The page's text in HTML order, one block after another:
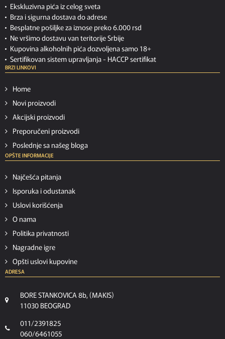
Ekskluzivna pića iz celog sveta
Brza i sigurna dostava do adrese
Besplatne pošiljke za iznose preko 6.000 rsd
Ne vršimo dostavu van teritorije Srbije
Kupovina alkoholnih pića dozvoljena samo 18+
Sertifikovan sistem upravljanja - HACCP sertifikat
BRZI LINKOVI
Home
Novi proizvodi
Akcijski proizvodi
Preporučeni proizvodi
Poslednje sa našeg bloga
OPŠTE INFORMACIJE
Najčešća pitanja
Isporuka i odustanak
Uslovi korišćenja
O nama
Politika privatnosti
Nagradne igre
Opšti uslovi kupovine
ADRESA
BORE STANKOVICA 8b, (MAKIS)
11030 BEOGRAD
011/2391825
060/6461055